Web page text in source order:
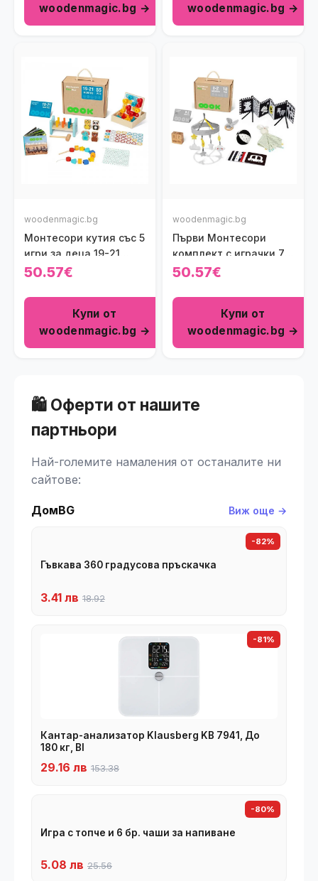
woodenmagic.bg →
woodenmagic.bg →
woodenmagic.bg
Монтесори кутия със 5
игри за деца 19-21
месеца
50.57€
Купи от
woodenmagic.bg →
woodenmagic.bg
Първи Монтесори
комплект с играчки 7 в
1 за деца 0-2 месеца
50.57€
Купи от
woodenmagic.bg →
🛍️ Оферти от нашите
партньори
Най-големите намаления от останалите ни
сайтове:
ДомBG Виж още →
-82%
Гъвкава 360 градусова пръскачка
3.41 лв 18.92
-81%
Кантар-анализатор Klausberg KB 7941, До
180 кг, BI
29.16 лв 153.38
-80%
Игра с топче и 6 бр. чаши за напиване
5.08 лв 25.56